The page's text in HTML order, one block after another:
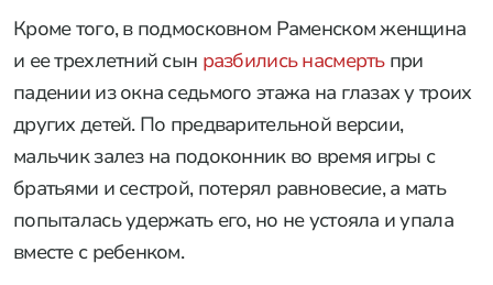
Кроме того, в подмосковном Раменском женщина
и ее трехлетний сын разбились насмертьпри
падении из окна седьмого этажа на глазах у троих
других детей. По предварительной версии,
мальчик залез на подоконник во время игры с
братьями и сестрой, потерял равновесие, а мать
попыталась удержать его, но не устояла и упала
вместе с ребенком.